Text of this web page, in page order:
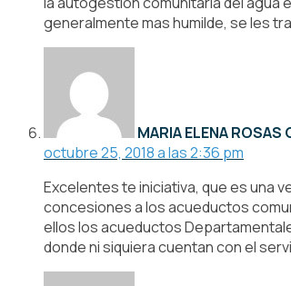
generalmente mas humilde, se les
MARIA ELENA ROSAS
octubre 25, 2018 a las 2:36 pm
Excelentes te iniciativa, que es una
concesiones a los acueductos
ellos los acueductos
donde ni siquiera cuentan con el